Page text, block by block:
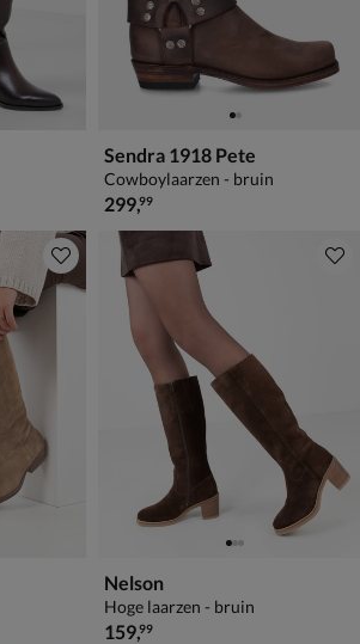
Sendra 1918 Pete
Cowboylaarzen - bruin
€ 299,99
299,99
Nelson
Hoge laarzen - bruin
€ 159,99
159,99